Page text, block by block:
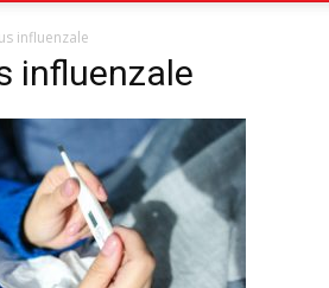
influenzale
influenzale